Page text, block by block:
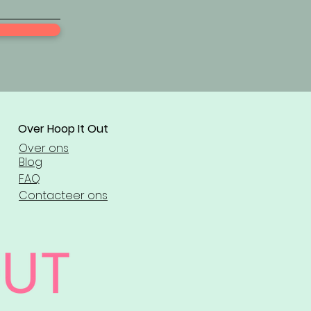
​Over Hoop It Out
Blog
FAQ
Contacteer ons
Over ons